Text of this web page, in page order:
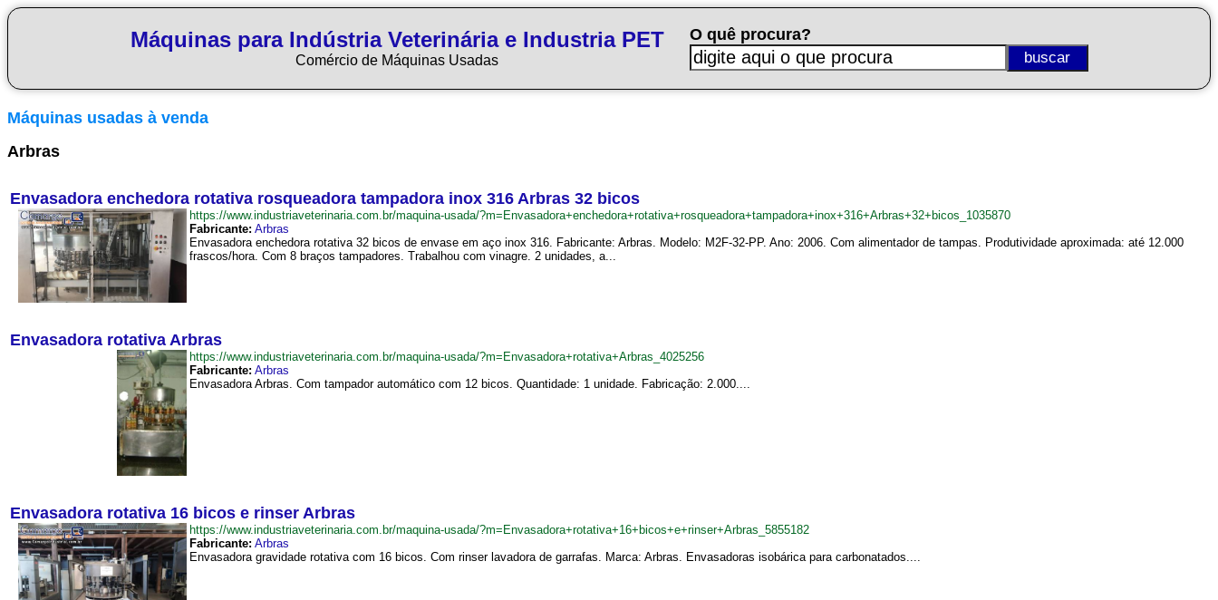
Máquinas para Indústria Veterinária e Industria PET
Comércio de Máquinas Usadas
O quê procura?
Máquinas usadas à venda
Arbras
Envasadora enchedora rotativa rosqueadora tampadora inox 316 Arbras 32 bicos
https://www.industriaveterinaria.com.br/maquina-usada/?m=Envasadora+enchedora+rotativa+rosqueadora+tampadora+inox+316+Arbras+32+bicos_1035870
Fabricante: Arbras
Envasadora enchedora rotativa 32 bicos de envase em aço inox 316. Fabricante: Arbras. Modelo: M2F-32-PP. Ano: 2006. Com alimentador de tampas. Produtividade aproximada: até 12.000
frascos/hora. Com 8 braços tampadores. Trabalhou com vinagre. 2 unidades, a...
Envasadora rotativa Arbras
https://www.industriaveterinaria.com.br/maquina-usada/?m=Envasadora+rotativa+Arbras_4025256
Fabricante: Arbras
Envasadora Arbras. Com tampador automático com 12 bicos. Quantidade: 1 unidade. Fabricação: 2.000....
Envasadora rotativa 16 bicos e rinser Arbras
https://www.industriaveterinaria.com.br/maquina-usada/?m=Envasadora+rotativa+16+bicos+e+rinser+Arbras_5855182
Fabricante: Arbras
Envasadora gravidade rotativa com 16 bicos. Com rinser lavadora de garrafas. Marca: Arbras. Envasadoras isobárica para carbonatados....